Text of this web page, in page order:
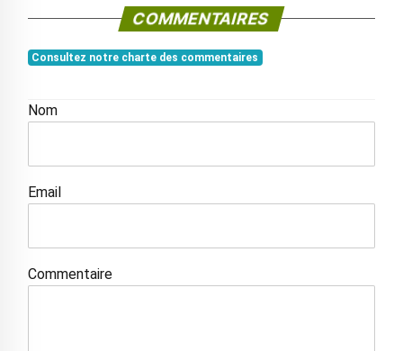
COMMENTAIRES
Consultez notre charte des commentaires
Nom
Email
Commentaire